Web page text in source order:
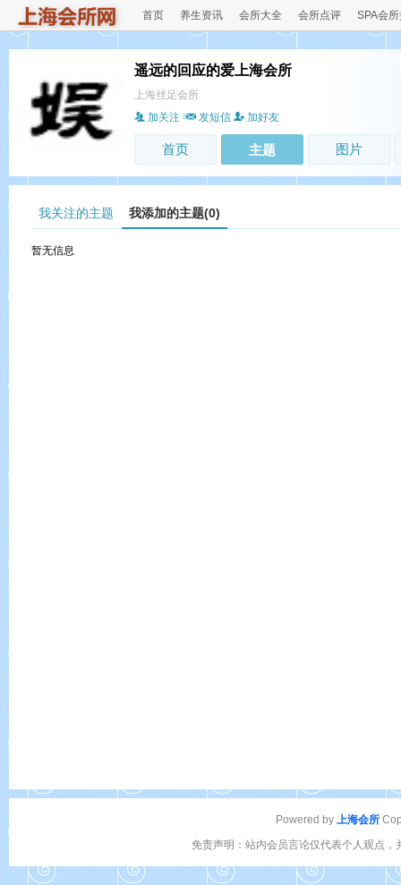
首页 养生资讯 会所大全 会所点评 SPA会
遥远的回应的爱上海会所
上海丝足会所
加关注
发短信 加好友
首页 主题 图片
我关注的主题 我添加的主题(0)
暂无信息
Powered by 上海会所
免责声明：站内会员言论仅代表个人观点